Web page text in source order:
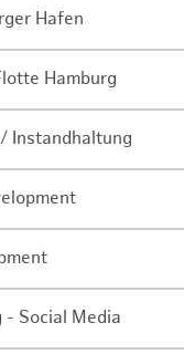
Hafen
Hamburg
Instandhaltung
- Social Media